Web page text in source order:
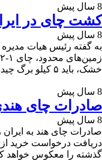
8 سال پیش
کشت چای در
8 سال پیش
به گفته رئیس هیات
خشک، باید ۵ کیلو برگ چیده شود.
8 سال پیش
صادرات چای
8 سال پیش
صادرات چای هند به ایران
دریافت درخواست خرید
گذشته را معکوس خواهد